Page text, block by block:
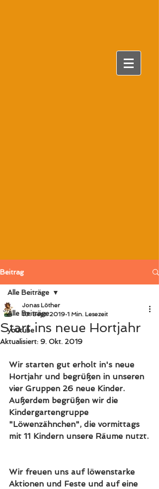
Beitrag
Alle Beiträge
youtube
Alle Beiträge
Start ins neue Hortjahr
Jonas Löther
10. Sept. 2019 1 Min. Lesezeit
Aktualisiert: 9. Okt. 2019
Wir starten gut erholt in's neue
Hortjahr und begrüßen in unseren
vier Gruppen 26 neue Kinder.
Außerdem begrüßen wir die
Kindergartengruppe
"Löwenzähnchen", die vormittags
mit 11 Kindern unsere Räume nutzt.
Wir freuen uns auf löwenstarke
Aktionen und Feste und auf eine